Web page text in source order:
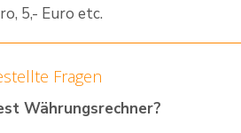
5,- Euro etc.
Fragen
Währungsrechner?